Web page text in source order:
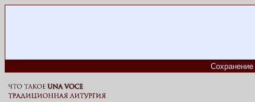
Сохранение